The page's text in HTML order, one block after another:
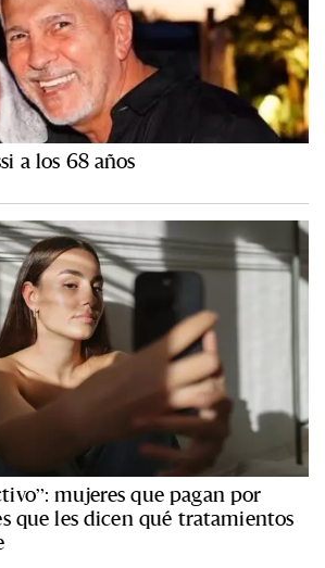
a los 68 años
mujeres que pagan por
que les dicen qué tratamientos